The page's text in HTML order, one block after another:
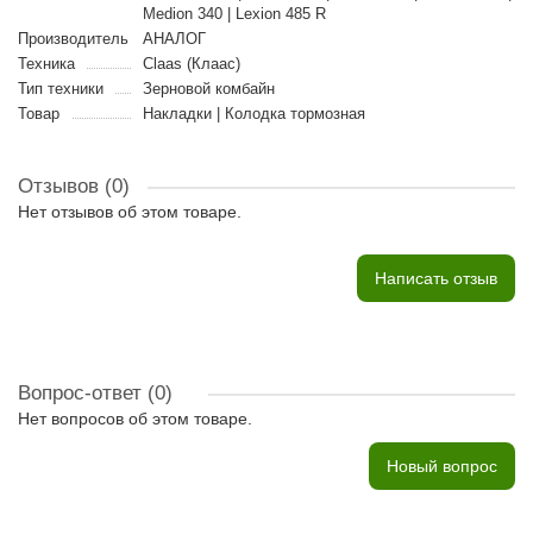
Medion 340 | Lexion 485 R
Производитель
АНАЛОГ
Техника
Claas (Клаас)
Тип техники
Зерновой комбайн
Товар
Накладки | Колодка тормозная
Отзывов (0)
Нет отзывов об этом товаре.
Написать отзыв
Вопрос-ответ (0)
Нет вопросов об этом товаре.
Новый вопрос